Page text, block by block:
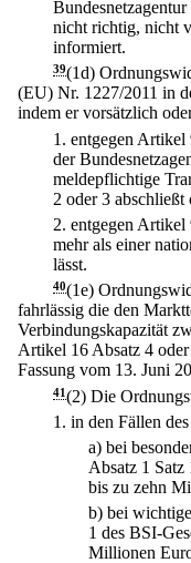
nicht richtig, nicht
informiert.
39(1d)
(EU) Nr. 1227/2011 in
indem er vorsätzlich
1. entgegen Artikel
der
meldepflichtige
2 oder 3 abschließt
2. entgegen Artikel
mehr als einer
lässt.
40(1e)
fahrlässig die den
Verbindungskapazität
Artikel 16 Absatz 4
Fassung vom 13. Juni
41 (2) Die
1. in den Fällen
a) bei
Absatz 1 Satz
bis zu zehn
b) bei
1 des BSI-
Millionen